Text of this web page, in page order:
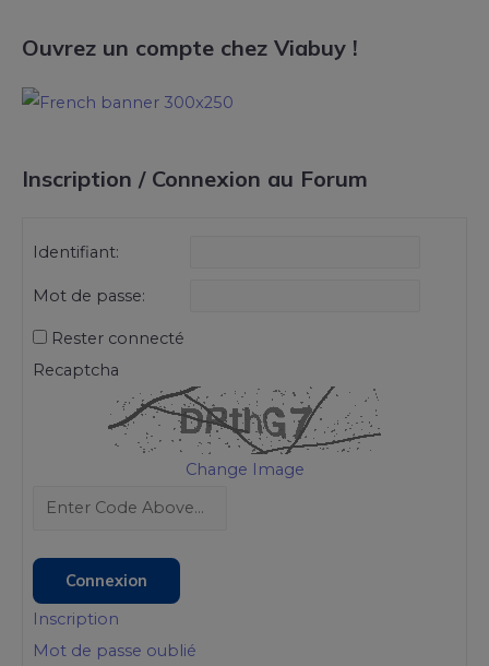
Ouvrez un compte chez Viabuy !
Inscription / Connexion au Forum
Identifiant:
Mot de passe:
Rester connecté
Recaptcha
Change Image
Connexion
Inscription
Mot de passe oublié